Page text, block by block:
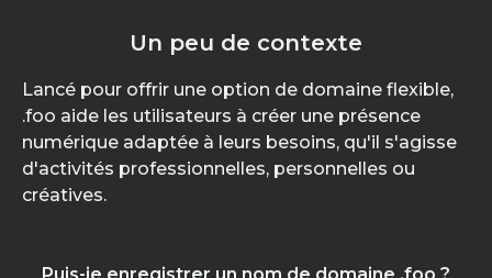
Un peu de contexte
Lancé pour offrir une option de domaine flexible,
.foo aide les utilisateurs à créer une présence
numérique adaptée à leurs besoins, qu'il s'agisse
d'activités professionnelles, personnelles ou
créatives.